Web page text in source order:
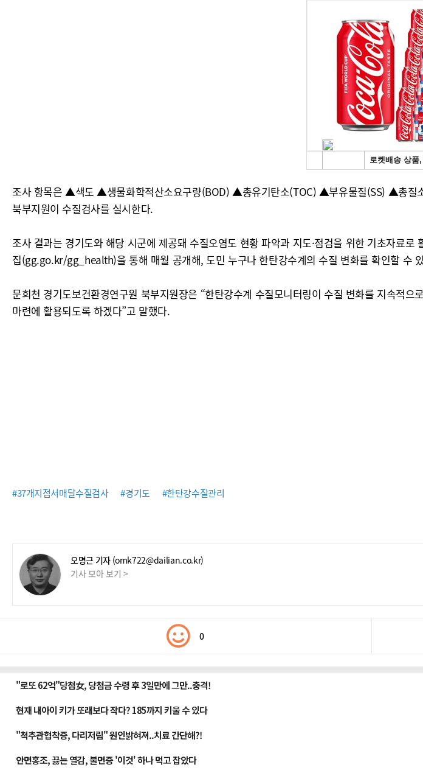
조사 항목은 ▲색도 ▲생물화학적산소요구량(BOD) ▲총유기탄소(TOC) ▲부유물질(SS) ▲총질
북부지원이 수질검사를 실시한다.
조사 결과는 경기도와 해당 시군에 제공돼 수질오염도 현황 파악과 지도·점검을 위한 기초자료
집(gg.go.kr/gg_health)을 통해 매월 공개해, 도민 누구나 한탄강수계의 수질 변화를 확인할 수
문희천 경기도보건환경연구원 북부지원장은 “한탄강수계 수질모니터링이 수질 변화를 지속적
마련에 활용되도록 하겠다”고 말했다.
#37개지점서매달수질검사 #경기도 #한탄강수질관리
오명근 기자 (omk722@dailian.co.kr)
기사 모아 보기 >
0